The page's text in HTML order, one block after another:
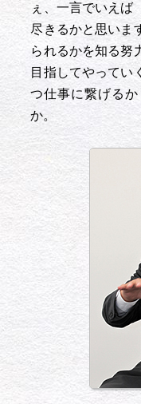
ぇ、一言でいえば
尽きるかと思いま
られるかを知る努
目指してやってい
つ仕事に繋げる
か。